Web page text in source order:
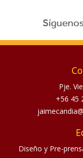
Pje.
+56 45
Diseño y Pre-